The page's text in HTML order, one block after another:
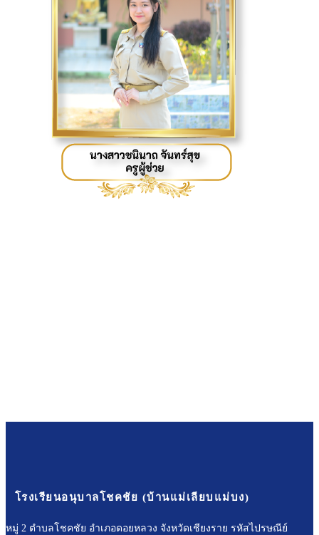
โรงเรียนอนุบาลโชคชัย (บ้านแม่เลียบแม่บง)
หมู่ 2 ตำบลโชคชัย อำเภอดอยหลวง จังหวัดเชียงราย รหัสไปรษณีย์